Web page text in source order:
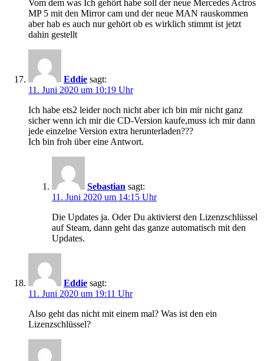
Vom dem was Ich gehört habe soll der neue Mercedes Actros
MP 5 mit den Mirror cam und der neue MAN rauskommen
aber hab es auch nur gehört ob es wirklich stimmt ist jetzt
dahin gestellt
Eddie sagt:
11. Juni 2020 um 10:19 Uhr
Ich habe ets2 leider noch nicht aber ich bin mir nicht ganz
sicher wenn ich mir die CD-Version kaufe,muss ich mir dann
jede einzelne Version extra herunterladen???
Ich bin froh über eine Antwort.
Sebastian sagt:
11. Juni 2020 um 14:15 Uhr
Die Updates ja. Oder Du aktivierst den Lizenzschlüssel
auf Steam, dann geht das ganze automatisch mit den
Updates.
Eddie sagt:
11. Juni 2020 um 19:11 Uhr
Also geht das nicht mit einem mal? Was ist den ein
Lizenzschlüssel?